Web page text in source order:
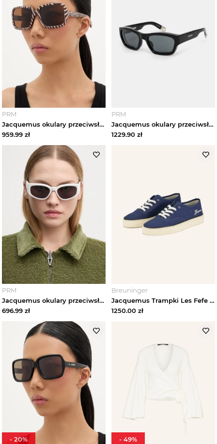
PRM
Jacquemus okulary przeciwsłoneczne CABANA
959.99 zł
PRM
Jacquemus okulary przeciwsłoneczne MERIDIANO
1229.90 zł
PRM
Jacquemus okulary przeciwsłoneczne GALA
696.99 zł
Breuninger
Jacquemus Trampki Les Fefe blau beżowy
1250.00 zł
- 20% - 49%